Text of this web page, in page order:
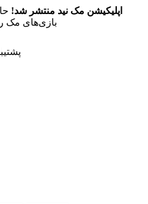
اپلیکیشن مک نید منتشر شد!
بازی‌های مک